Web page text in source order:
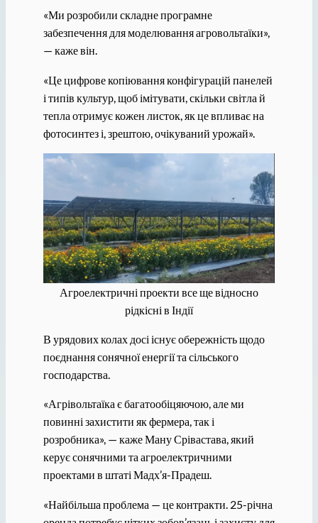
«Ми розробили складне програмне
забезпечення для моделювання агровольтаїки»,
— каже він.
«Це цифрове копіювання конфігурацій панелей
і типів культур, щоб імітувати, скільки світла й
тепла отримує кожен листок, як це впливає на
фотосинтез і, зрештою, очікуваний урожай».
Агроелектричні проекти все ще відносно
рідкісні в Індії
В урядових колах досі існує обережність щодо
поєднання сонячної енергії та сільського
господарства.
«Агрівольтаїка є багатообіцяючою, але ми
повинні захистити як фермера, так і
розробника», — каже Ману Срівастава, який
керує сонячними та агроелектричними
проектами в штаті Мадх’я-Прадеш.
«Найбільша проблема — це контракти. 25-річна